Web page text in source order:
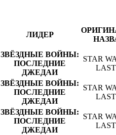
ЛИДЕР
ЗВЁЗДНЫЕ ВОЙНЫ:
ПОСЛЕДНИЕ
ДЖЕДАИ
STAR
ЗВЁЗДНЫЕ ВОЙНЫ:
ПОСЛЕДНИЕ
ДЖЕДАИ
STAR
ЗВЁЗДНЫЕ ВОЙНЫ:
ПОСЛЕДНИЕ
ДЖЕДАИ
STAR